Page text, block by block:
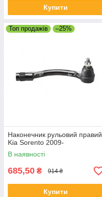
Купити
Топ продажів –25%
Наконечник рульовий правий
Kia Sorento 2009-
В наявності
685,50 ₴ 914 ₴
Купити